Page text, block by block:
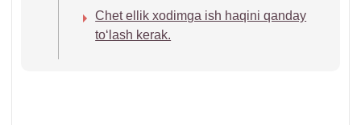
Chet ellik хodimga ish haqini qanday
toʻlash kerak.